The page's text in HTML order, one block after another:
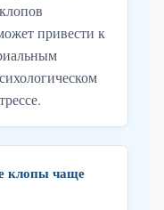
привести к
клопы чаще